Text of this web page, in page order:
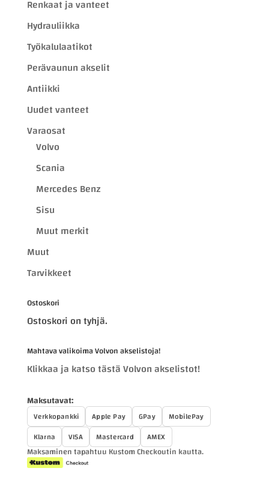
Renkaat ja vanteet
Hydrauliikka
Työkalulaatikot
Perävaunun akselit
Antiikki
Uudet vanteet
Varaosat
Volvo
Scania
Mercedes Benz
Sisu
Muut merkit
Muut
Tarvikkeet
Ostoskori
Ostoskori on tyhjä.
Mahtava valikoima Volvon akselistoja!
Klikkaa ja katso tästä Volvon akselistot!
Maksutavat:
Verkkopankki Apple Pay GPay
MobilePay
Klarna
VISA Mastercard AMEX
Maksaminen tapahtuu Kustom Checkoutin kautta.